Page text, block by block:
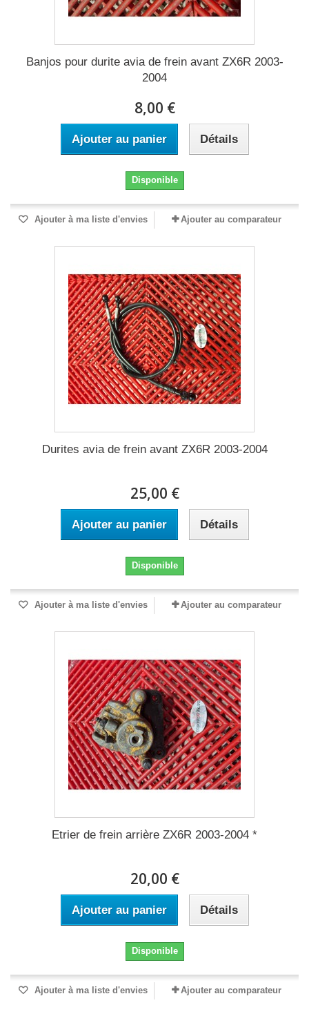
Banjos pour durite avia de frein avant ZX6R 2003-
2004
8,00 €
Ajouter au panier Détails
Disponible
Ajouter à ma liste d'envies Ajouter au comparateur
Durites avia de frein avant ZX6R 2003-2004
25,00 €
Ajouter au panier Détails
Disponible
Ajouter à ma liste d'envies Ajouter au comparateur
Etrier de frein arrière ZX6R 2003-2004 *
20,00 €
Ajouter au panier Détails
Disponible
Ajouter à ma liste d'envies Ajouter au comparateur